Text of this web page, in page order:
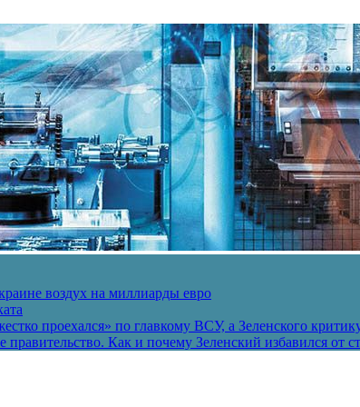
воздух на миллиарды евро
проехался» по главкому ВСУ, а Зеленского
Как и почему Зеленский избавился от